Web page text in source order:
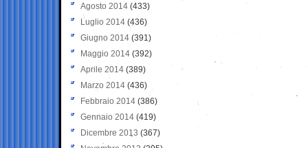
Agosto 2014 (433)
Luglio 2014 (436)
Giugno 2014 (391)
Maggio 2014 (392)
Aprile 2014 (389)
Marzo 2014 (436)
Febbraio 2014 (386)
Gennaio 2014 (419)
Dicembre 2013 (367)